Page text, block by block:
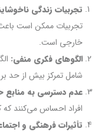
تجربیات زندگی
تجربیات ممکن است
خارجی است.
الگوهای فکری منفی:
شامل تمرکز بیش از حد
عدم دسترسی به منابع
افراد احساس می‌کنند
تأثیرات فرهنگی و